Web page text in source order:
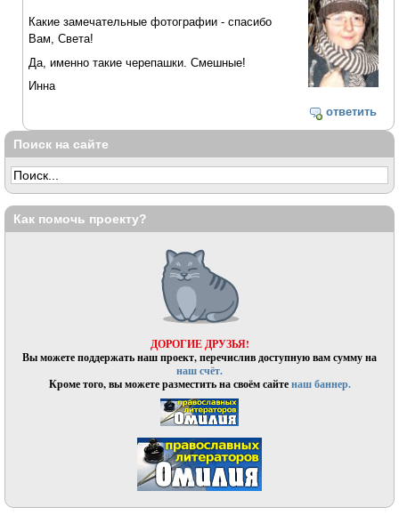
Какие замечательные фотографии - спасибо
Вам, Света!
Да, именно такие черепашки. Смешные!
Инна
ответить
Поиск на сайте
Как помочь проекту?
ДОРОГИЕ ДРУЗЬЯ!
Вы можете поддержать наш проект, перечислив доступную вам сумму на
наш счёт.
Кроме того, вы можете разместить на своём сайтенаш баннер.